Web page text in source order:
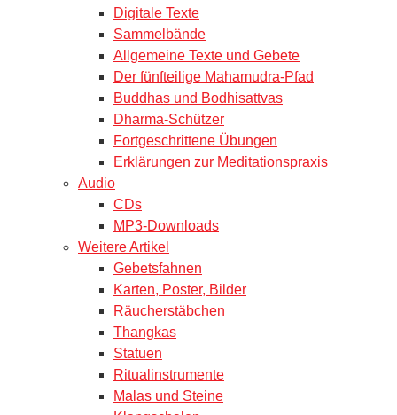
Digitale Texte
Sammelbände
Allgemeine Texte und Gebete
Der fünfteilige Mahamudra-Pfad
Buddhas und Bodhisattvas
Dharma-Schützer
Fortgeschrittene Übungen
Erklärungen zur Meditationspraxis
Audio
CDs
MP3-Downloads
Weitere Artikel
Gebetsfahnen
Karten, Poster, Bilder
Räucherstäbchen
Thangkas
Statuen
Ritualinstrumente
Malas und Steine